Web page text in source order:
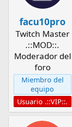
facu10pro
Twitch Master
.::MOD::.
Moderador del
foro
Miembro del
equipo
Usuario .::VIP::.